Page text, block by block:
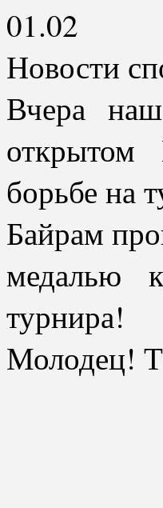
01.02
Новости
Вчера
открытом
борьбе на
Байрам
медалью
турнира!
Молодец!